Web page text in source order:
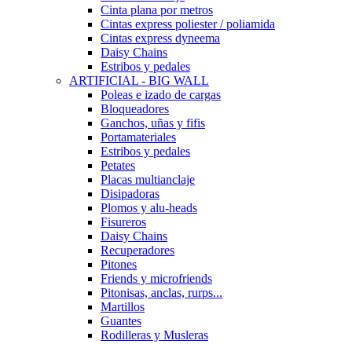
Cinta plana por metros
Cintas express poliester / poliamida
Cintas express dyneema
Daisy Chains
Estribos y pedales
ARTIFICIAL - BIG WALL
Poleas e izado de cargas
Bloqueadores
Ganchos, uñas y fifis
Portamateriales
Estribos y pedales
Petates
Placas multianclaje
Disipadoras
Plomos y alu-heads
Fisureros
Daisy Chains
Recuperadores
Pitones
Friends y microfriends
Pitonisas, anclas, rurps...
Martillos
Guantes
Rodilleras y Musleras